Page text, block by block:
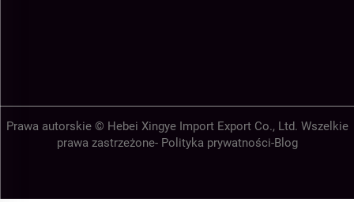
Prawa autorskie © Hebei Xingye Import Export Co., Ltd. Wszelkie
prawa zastrzeżone- Polityka prywatności-Blog